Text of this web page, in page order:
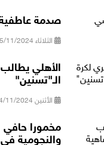
صدمة
الثلاثاء 05/11/2024 14:09
الأهلي
الـ"تسنين"
الأثنين 04/11/2024 18:36
مخمورا حافي
والنجومية